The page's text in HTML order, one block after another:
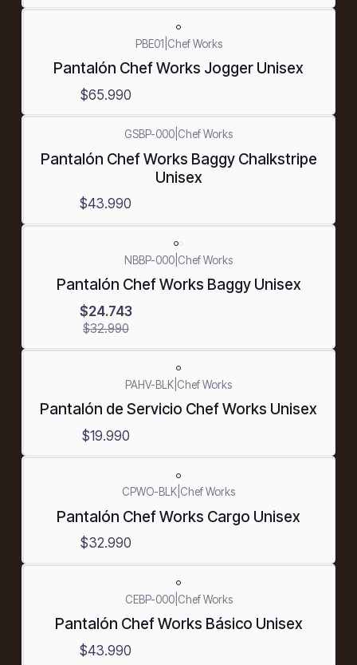
PBE01 Chef Works
Pantalón Chef Works Jogger Unisex
$65.990
GSBP-000 Chef Works
Pantalón Chef Works Baggy Chalkstripe
Unisex
$43.990
NBBP-000 Chef Works
Pantalón Chef Works Baggy Unisex
$24.743
$32.990
PAHV-BLK Chef Works
Pantalón de Servicio Chef Works Unisex
$19.990
CPWO-BLK Chef Works
Pantalón Chef Works Cargo Unisex
$32.990
CEBP-000| Chef Works
Pantalón Chef Works Básico Unisex
$43.990